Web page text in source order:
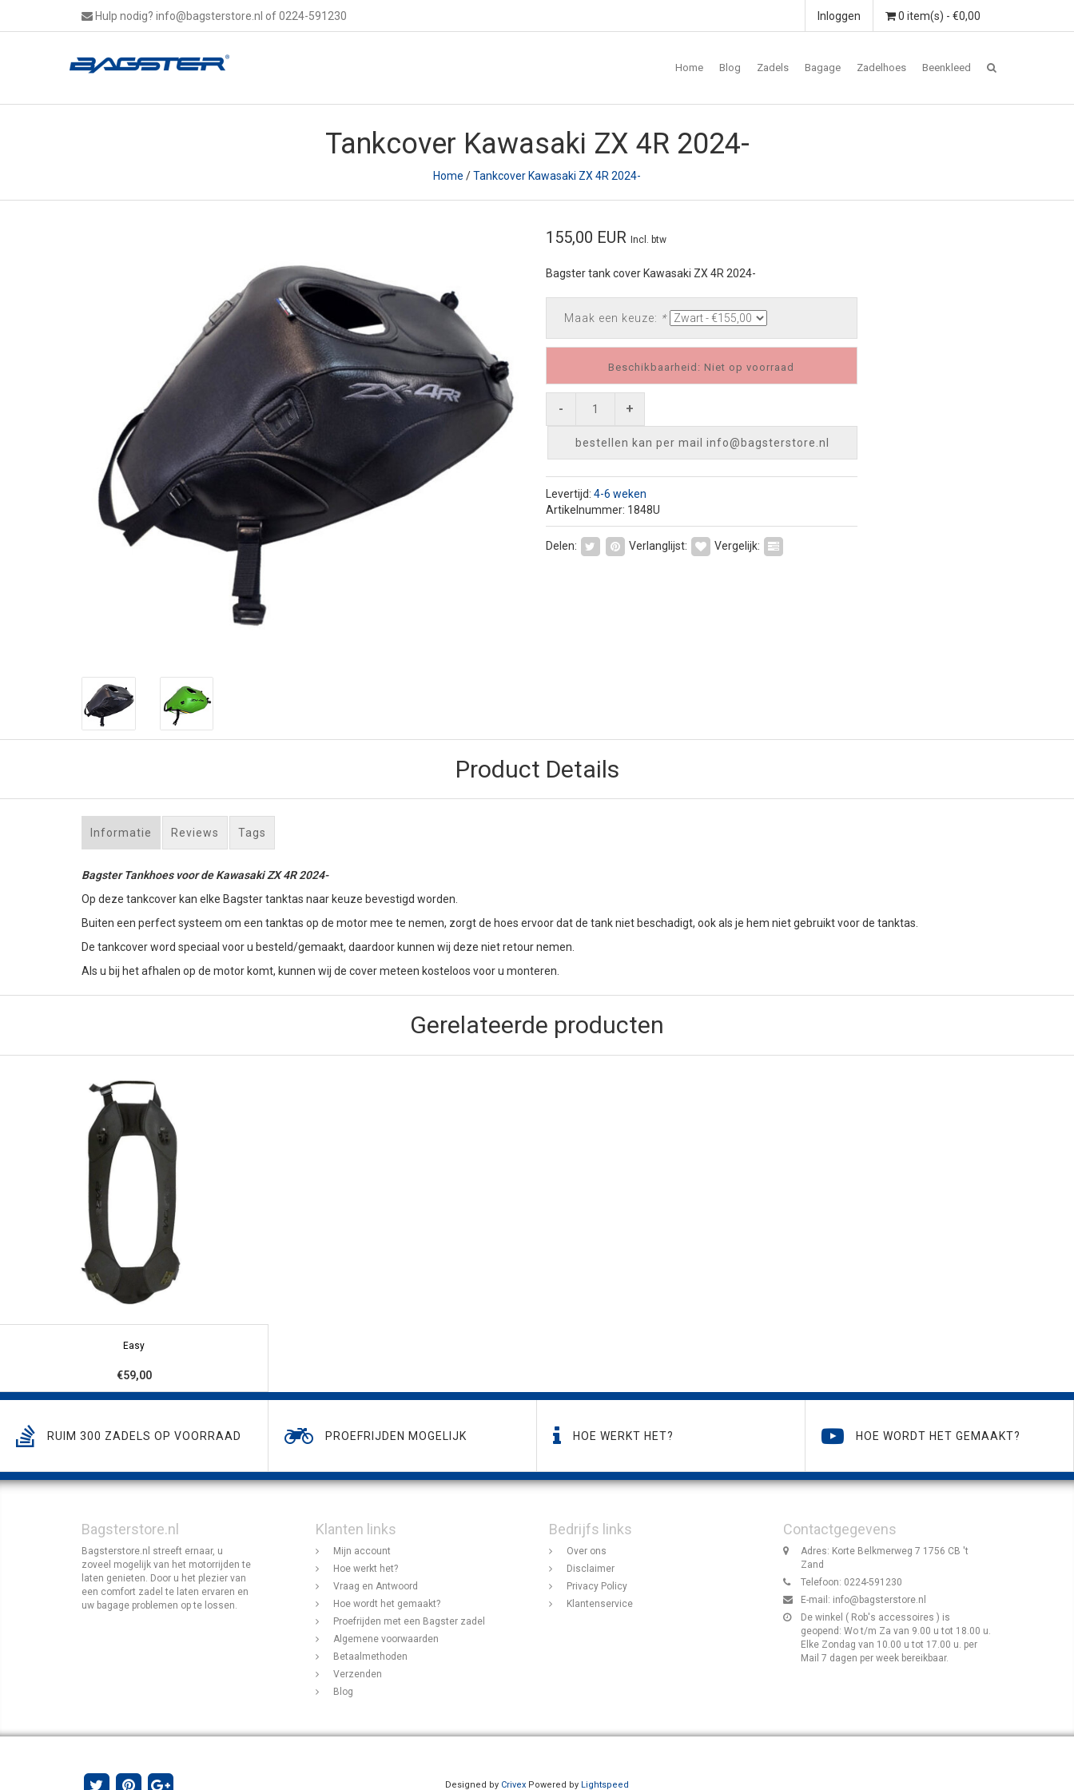
Hulp nodig? info@bagsterstore.nl of 0224-591230 0 item(s) - €0,00
Inloggen
Home Blog Zadels Bagage Zadelhoes Beenkleed
Tankcover Kawasaki ZX 4R 2024-
Home /Tankcover Kawasaki ZX 4R 2024-
155,00 EUR Incl. btw
Bagster tank cover Kawasaki ZX 4R 2024-
Maak een keuze: *
Beschikbaarheid: Niet op voorraad
- +
bestellen kan per mail info@bagsterstore.nl
Levertijd: 4-6 weken
Artikelnummer: 1848U
Delen: Verlanglijst: Vergelijk:
Product Details
Informatie Reviews Tags
Bagster Tankhoes voor de Kawasaki ZX 4R 2024-
Op deze tankcover kan elke Bagster tanktas naar keuze bevestigd worden.
Buiten een perfect systeem om een tanktas op de motor mee te nemen, zorgt de hoes ervoor dat de tank niet beschadigt, ook als je hem niet gebruikt voor de tanktas.
De tankcover word speciaal voor u besteld/gemaakt, daardoor kunnen wij deze niet retour nemen.
Als u bij het afhalen op de motor komt, kunnen wij de cover meteen kosteloos voor u monteren.
Gerelateerde producten
Easy
€59,00
RUIM 300 ZADELS OP VOORRAAD PROEFRIJDEN MOGELIJK HOE WERKT HET? HOE WORDT HET GEMAAKT?
Bagsterstore.nl
Bagsterstore.nl streeft ernaar, u
zoveel mogelijk van het motorrijden te
laten genieten. Door u het plezier van
een comfort zadel te laten ervaren en
uw bagage problemen op te lossen.
Klanten links
Mijn account
Hoe werkt het?
Vraag en Antwoord
Hoe wordt het gemaakt?
Proefrijden met een Bagster zadel
Algemene voorwaarden
Betaalmethoden
Verzenden
Blog
Bedrijfs links
Over ons
Disclaimer
Privacy Policy
Klantenservice
Contactgegevens
Adres: Korte Belkmerweg 7 1756 CB 't
Zand
Telefoon: 0224-591230
E-mail: info@bagsterstore.nl
De winkel ( Rob's accessoires ) is
geopend: Wo t/m Za van 9.00 u tot 18.00 u.
Elke Zondag van 10.00 u tot 17.00 u. per
Mail 7 dagen per week bereikbaar.
Designed by Crivex Powered by Lightspeed